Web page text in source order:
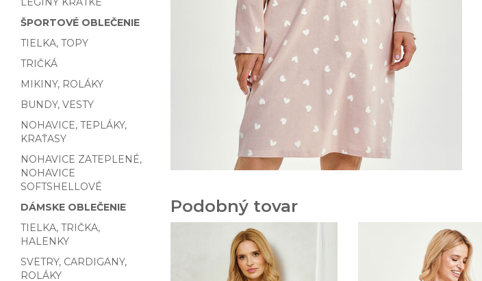
ŠPORTOVÉ OBLEČENIE
TIELKA, TOPY
TRIČKÁ
MIKINY, ROLÁKY
BUNDY, VESTY
NOHAVICE, TEPLÁKY,
KRAŤASY
NOHAVICE ZATEPLENÉ,
NOHAVICE
SOFTSHELLOVÉ
DÁMSKE OBLEČENIE
TIELKA, TRIČKA,
HALENKY
SVETRY, CARDIGANY,
ROLÁKY
Podobný tovar